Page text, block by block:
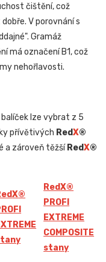
čištění, což
V porovnání s
Gramáž
má označení B1, což
nehořlavosti.
lze vybrat z 5
přívětivých RedX®
a zároveň těžší RedX®
X®
RedX®
PROFI
EXTREME
COMPOSITE
stany